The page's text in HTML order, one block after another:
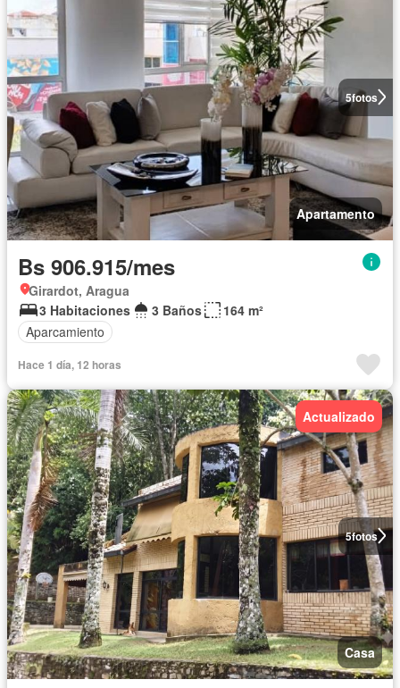
5fotos
Apartamento
Bs 906.915/mes
Girardot, Aragua
3 Habitaciones
3 Baños
164 m²
Aparcamiento
Hace 1 día, 12 horas
5fotos
Actualizado
Casa